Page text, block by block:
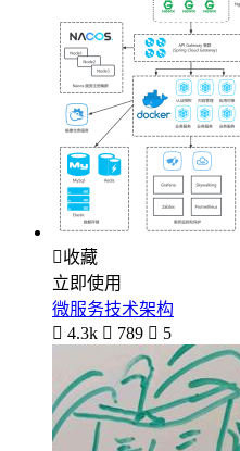
收藏
立即使用
微服务技术架构
 4.3k  789  5